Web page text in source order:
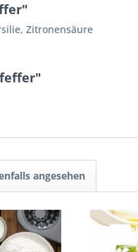
Zitronensäure
angesehen